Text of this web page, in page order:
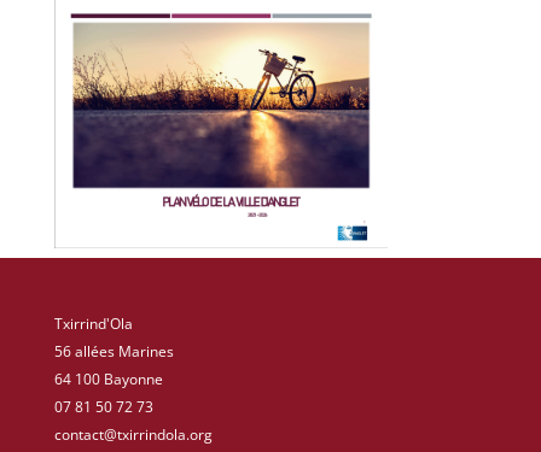
Txirrind'Ola
56 allées Marines
64 100 Bayonne
07 81 50 72 73
contact@txirrindola.org